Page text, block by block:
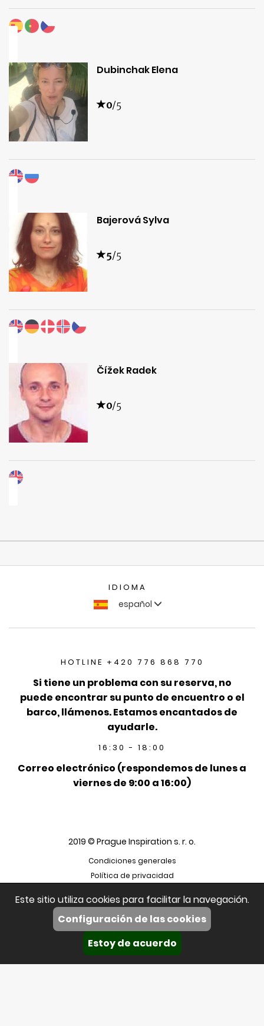
Dubinchak Elena
0/5
Bajerová Sylva
5/5
Čížek Radek
0/5
IDIOMA
español
HOTLINE +420 776 868 770
Si tiene un problema con su reserva, no
puede encontrar su punto de encuentro o el
barco, llámenos. Estamos encantados de
ayudarle.
16:30 - 18:00
Correo electrónico (respondemos de lunes a
viernes de 9:00 a 16:00)
2019 © Prague Inspiration s. r. o.
Condiciones generales
Política de privacidad
Este sitio utiliza cookies para facilitar la navegación.
Configuración de las cookies
Estoy de acuerdo